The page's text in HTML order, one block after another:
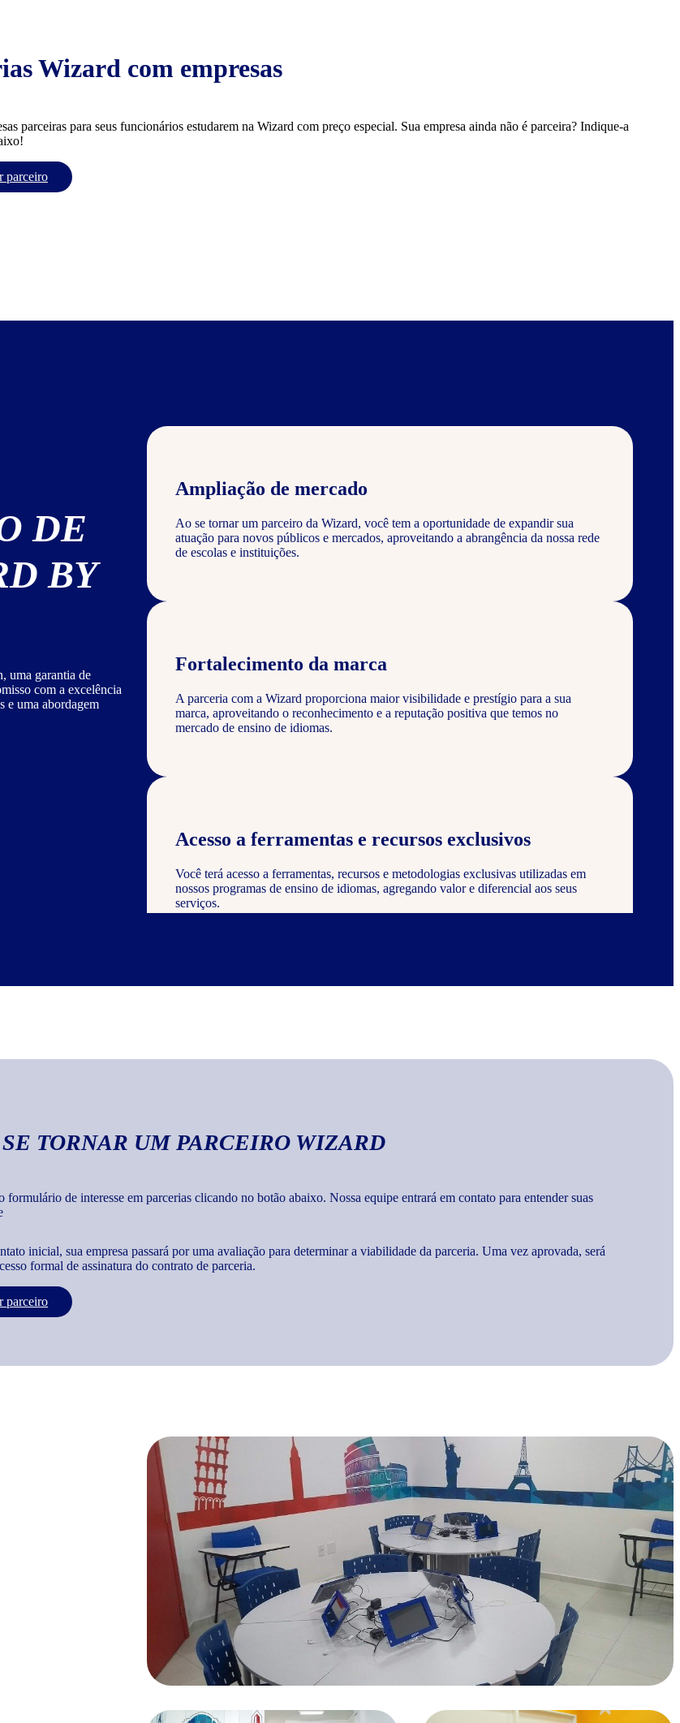
Wizard com empresas
parceiras para seus funcionários estudarem na Wizard com preço especial. Sua empresa ainda não é parceira? Indique-a
parceiro
DE
BY
uma garantia de
com a excelência
e uma abordagem
Ampliação de mercado
Ao se tornar um parceiro da Wizard, você tem a oportunidade de expandir sua
atuação para novos públicos e mercados, aproveitando a abrangência da nossa rede
de escolas e instituições.
Fortalecimento da marca
A parceria com a Wizard proporciona maior visibilidade e prestígio para a sua
marca, aproveitando o reconhecimento e a reputação positiva que temos no
mercado de ensino de idiomas.
Acesso a ferramentas e recursos exclusivos
Você terá acesso a ferramentas, recursos e metodologias exclusivas utilizadas em
nossos programas de ensino de idiomas, agregando valor e diferencial aos seus
serviços.
valor à sua empresa e demonstrando compromisso com a qualidade e excelência
TORNAR UM PARCEIRO WIZARD
formulário de interesse em parcerias clicando no botão abaixo. Nossa equipe entrará em contato para entender suas
inicial, sua empresa passará por uma avaliação para determinar a viabilidade da parceria. Uma vez aprovada, será
formal de assinatura do contrato de parceria.
parceiro